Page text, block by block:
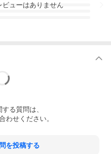
ビューはありません
する質問は、
わせください。
を投稿する